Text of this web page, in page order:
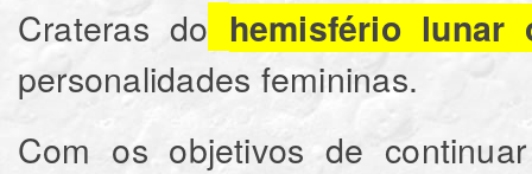
Crateras do hemisfério lunar
personalidades femininas.
Com os objetivos de